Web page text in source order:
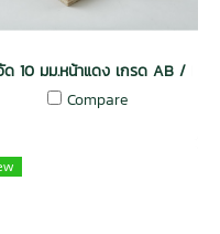
นแพ็กกิ้ง
ด 10 มม.หน้าแดง เกรด AB /
Compare